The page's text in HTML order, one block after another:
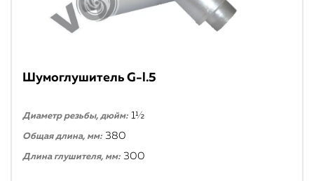
Шумоглушитель G-l.5
Диаметр резьбы, дюйм: 1½
Общая длина, мм: 380
Длина глушителя, мм: 300